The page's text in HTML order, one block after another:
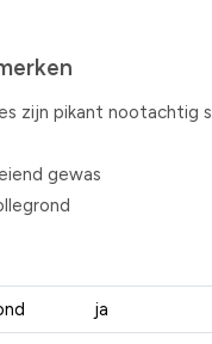
zijn pikant nootachtig
gewas
ja